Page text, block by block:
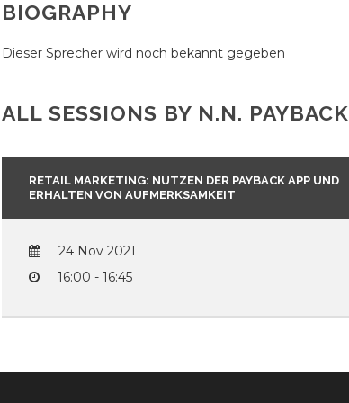
BIOGRAPHY
Dieser Sprecher wird noch bekannt gegeben
ALL SESSIONS BY N.N. PAYBACK
RETAIL MARKETING: NUTZEN DER PAYBACK APP UND
ERHALTEN VON AUFMERKSAMKEIT
24 Nov 2021
16:00 - 16:45